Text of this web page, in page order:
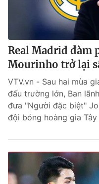
Real Madrid đàm
Mourinho trở lại
VTV.vn - Sau hai mùa
đấu trường lớn, Ban
đưa "Người đặc biệt"
đội bóng hoàng gia Tây